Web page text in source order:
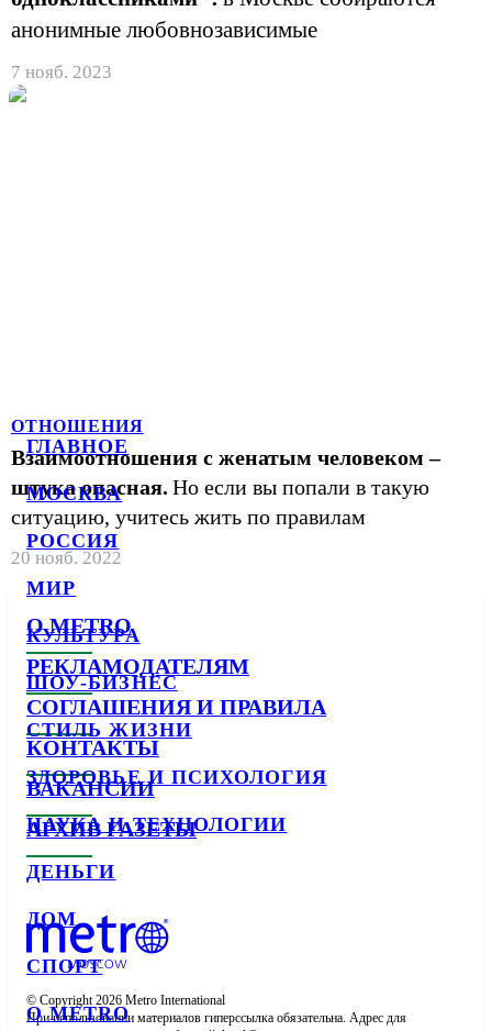
ГЛАВНОЕ
МОСКВА
РОССИЯ
МИР
КУЛЬТУРА
ШОУ-БИЗНЕС
СТИЛЬ ЖИЗНИ
ЗДОРОВЬЕ И ПСИХОЛОГИЯ
НАУКА И ТЕХНОЛОГИИ
ДЕНЬГИ
ДОМ
СПОРТ
О METRO
анонимные любовнозависимые
7 нояб. 2023
ОТНОШЕНИЯ
Взаимоотношения с женатым человеком –
штука опасная. Но если вы попали в такую
ситуацию, учитесь жить по правилам
20 нояб. 2022
О METRO
РЕКЛАМОДАТЕЛЯМ
СОГЛАШЕНИЯ И ПРАВИЛА
КОНТАКТЫ
ВАКАНСИИ
АРХИВ ГАЗЕТЫ
© Copyright 2026 Metro International
При использовании материалов гиперссылка обязательна. Адрес для